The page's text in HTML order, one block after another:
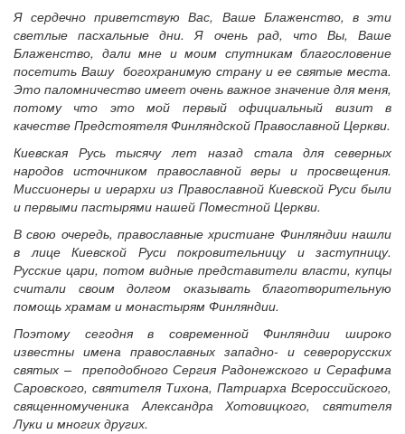
Я сердечно приветствую Вас, Ваше Блаженство, в эти
светлые пасхальные дни. Я очень рад, что Вы, Ваше
Блаженство, дали мне и моим спутникам благословение
посетить Вашу богохранимую страну и ее святые места.
Это паломничество имеет очень важное значение для меня,
потому что это мой первый официальный визит в
качестве Предстоятеля Финляндской Православной Церкви.
Киевская Русь тысячу лет назад стала для северных
народов источником православной веры и просвещения.
Миссионеры и иерархи из Православной Киевской Руси были
и первыми пастырями нашей Поместной Церкви.
В свою очередь, православные христиане Финляндии нашли
в лице Киевской Руси покровительницу и заступницу.
Русские цари, потом видные представители власти, купцы
считали своим долгом оказывать благотворительную
помощь храмам и монастырям Финляндии.
Поэтому сегодня в современной Финляндии широко
известны имена православных западно- и северорусских
святых – преподобного Сергия Радонежского и Серафима
Саровского, святителя Тихона, Патриарха Всероссийского,
священномученика Александра Хотовицкого, святителя
Луки и многих других.